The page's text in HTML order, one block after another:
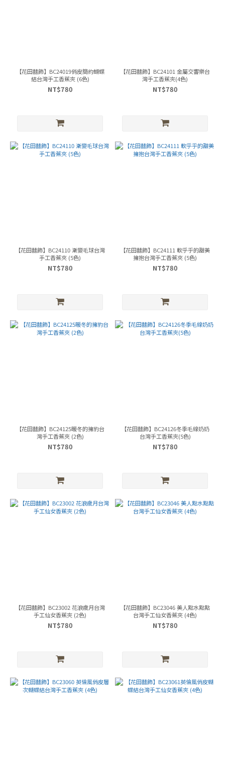
【花田囍飾】BC24019俏皮簡約蝴蝶
結台灣手工香蕉夾 (6色)
NT$780
【花田囍飾】BC24101 金屬交響樂台
灣手工香蕉夾(4色)
NT$780
【花田囍飾】BC24110 漸變毛球台灣
手工香蕉夾 (5色)
NT$780
【花田囍飾】BC24111 軟乎乎的甜美
擁抱台灣手工香蕉夾 (5色)
NT$780
【花田囍飾】BC24125暖冬的擁豹台
灣手工香蕉夾 (2色)
NT$780
【花田囍飾】BC24126冬季毛線奶奶
台灣手工香蕉夾(5色)
NT$780
【花田囍飾】BC23002 花浪歲月台灣
手工仙女香蕉夾 (2色)
NT$780
【花田囍飾】BC23046 美人點水點點
台灣手工仙女香蕉夾 (4色)
NT$780